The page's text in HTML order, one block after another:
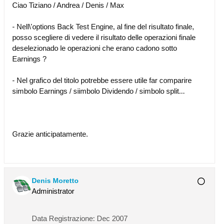
Ciao Tiziano / Andrea / Denis / Max
- Nell\'options Back Test Engine, al fine del risultato finale,
posso scegliere di vedere il risultato delle operazioni finale
deselezionado le operazioni che erano cadono sotto
Earnings ?
- Nel grafico del titolo potrebbe essere utile far comparire
simbolo Earnings / siimbolo Dividendo / simbolo split...
Grazie anticipatamente.
Denis Moretto
Administrator
Data Registrazione: Dec 2007